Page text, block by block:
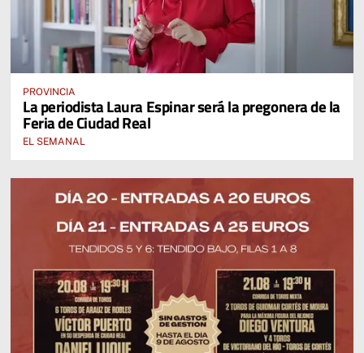
PROVINCIA
La periodista Laura Espinar será la pregonera de la
Feria de Ciudad Real
EL SEMANAL